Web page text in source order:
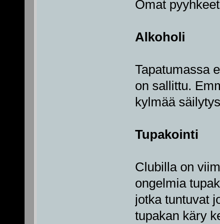
Omat
Alkoholi
Tapatumassa
on sallittu.
kylmää
Tupakointi
Clubilla on
ongelmia
jotka tuntuvat
tupakan käry